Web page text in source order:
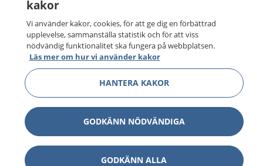
kakor
Vi använder kakor, cookies, för att ge dig en förbättrad
upplevelse, sammanställa statistik och för att viss
nödvändig funktionalitet ska fungera på webbplatsen.
Läs mer om hur vi använder kakor
HANTERA KAKOR
GODKÄNN NÖDVÄNDIGA
GODKÄNN ALLA